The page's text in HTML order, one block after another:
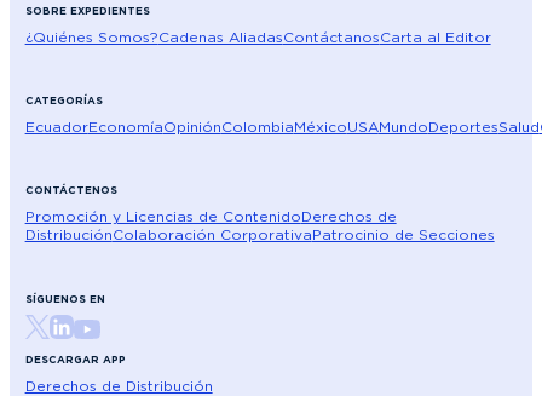
SOBRE EXPEDIENTES
¿Quiénes Somos?Cadenas AliadasContáctanosCarta al Editor
CATEGORÍAS
EcuadorEconomíaOpiniónColombiaMéxicoUSAMundoDeportesSalud
CONTÁCTENOS
Promoción y Licencias de ContenidoDerechos de
DistribuciónColaboración CorporativaPatrocinio de Secciones
SÍGUENOS EN
DESCARGAR APP
Derechos de Distribución